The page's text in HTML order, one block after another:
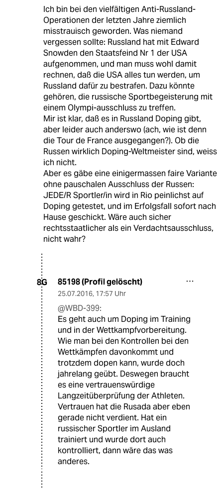
Ich bin bei den vielfältigen Anti-Russland-
Operationen der letzten Jahre ziemlich
misstrauisch geworden. Was niemand
vergessen sollte: Russland hat mit Edward
Snowden den Staatsfeind Nr 1 der USA
aufgenommen, und man muss wohl damit
rechnen, daß die USA alles tun werden, um
Russland dafür zu bestrafen. Dazu könnte
gehören, die russische Sportbegeisterung mit
einem Olympi-ausschluss zu treffen.
Mir ist klar, daß es in Russland Doping gibt,
aber leider auch anderswo (ach, wie ist denn
die Tour de France ausgegangen?). Ob die
Russen wirklich Doping-Weltmeister sind, weiss
ich nicht.
Aber es gäbe eine einigermassen faire Variante
ohne pauschalen Ausschluss der Russen:
JEDE/R Sportler/in wird in Rio peinlichst auf
Doping getestet, und im Erfolgsfall sofort nach
Hause geschickt. Wäre auch sicher
rechtsstaatlicher als ein Verdachtsausschluss,
nicht wahr?
8G 85198 (Profil gelöscht)
25.07.2016, 17:57 Uhr
@WBD-399:
Es geht auch um Doping im Training
und in der Wettkampfvorbereitung.
Wie man bei den Kontrollen bei den
Wettkämpfen davonkommt und
trotzdem dopen kann, wurde doch
jahrelang geübt. Deswegen braucht
es eine vertrauenswürdige
Langzeitüberprüfung der Athleten.
Vertrauen hat die Rusada aber eben
gerade nicht verdient. Hat ein
russischer Sportler im Ausland
trainiert und wurde dort auch
kontrolliert, dann wäre das was
anderes.